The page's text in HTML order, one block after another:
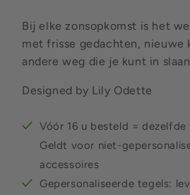
Bij elke zonsopkomst is het
met frisse gedachten, nieuwe
andere weg die je kunt in
Designed by Lily Odette
Vóór 16 u besteld =
Geldt voor niet-
accessoires
Gepersonaliseerde tegels: